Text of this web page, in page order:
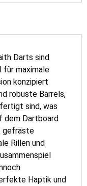
Darts sind
für maximale
konzipiert
robuste Barrels,
sind, was
dem Dartboard
gefräste
Rillen und
Haptik und